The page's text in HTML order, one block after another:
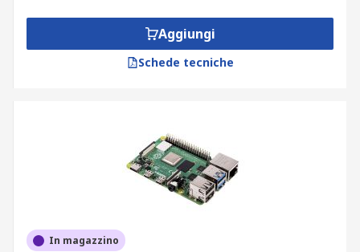
Aggiungi
Schede tecniche
In magazzino